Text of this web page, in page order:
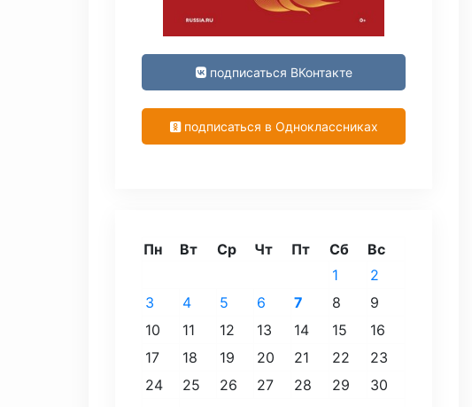
подписаться ВКонтакте
подписаться в Одноклассниках
Пн Вт Ср Чт Пт Сб
Вс
1
2
3
4 5 6 7 8
9
10
11 12 13 14 15
16
17
18 19 20 21 22
23
24
25 26 27 28 29
30